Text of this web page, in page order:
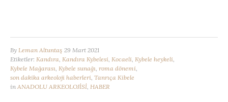
By Leman Altuntaş 29 Mart 2021
Etiketler: Kandıra Kandıra Kybelesi Kocaeli Kybele heykeli
Kybele Mağarası Kybele sunağı roma dönemi
son dakika arkeoloji haberleri Tanrıça Kibele
in ANADOLU ARKEOLOJİSİ HABER